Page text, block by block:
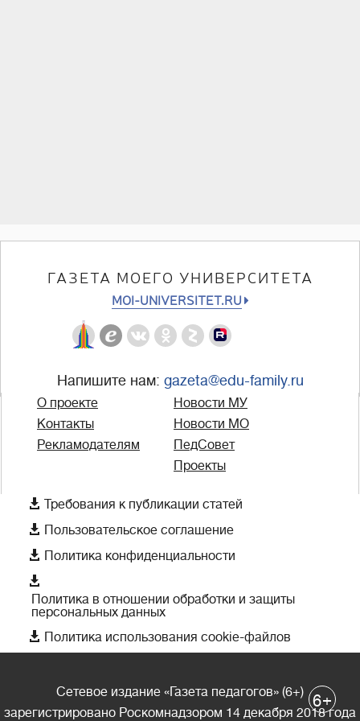
ГАЗЕТА МОЕГО УНИВЕРСИТЕТА
MOI-UNIVERSITET.RU
Напишите нам: gazeta@edu-family.ru
О проекте
Контакты
Рекламодателям
Новости МУ
Новости МО
ПедСовет
Проекты
 Требования к публикации статей
 Пользовательское соглашение
 Политика конфиденциальности

Политика в отношении обработки и защиты
персональных данных
 Политика использования cookie-файлов
Сетевое издание «Газета педагогов» (6+)
зарегистрировано Роскомнадзором 14 декабря 2018 года
6+